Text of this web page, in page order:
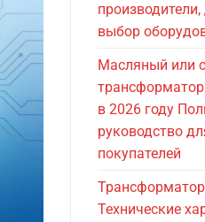
выбор
Масляный или
в 2026 году
руководство
покупателей
Технические